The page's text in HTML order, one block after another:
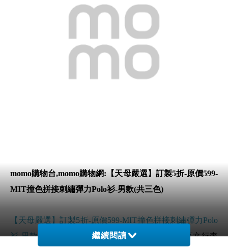
momo購物台,momo購物網:【天母嚴選】訂製5折-原價599-
MIT撞色拼接刺繡彈力Polo衫-男款(共三色)
【天母嚴選】訂製5折-原價599-MIT撞色拼接刺繡彈力Polo
衫-男款(共三色)
哪裡買最便宜.心得文.試用文.分享文行李
繼續閱讀